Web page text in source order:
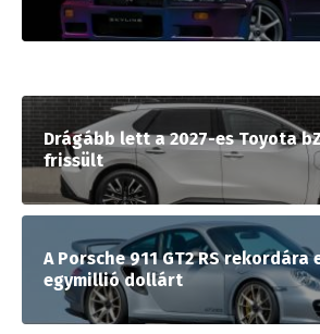
Drágább lett a 2027-es Toyota
frissült
A Porsche 911 GT2 RS rekordára
egymillió dollárt